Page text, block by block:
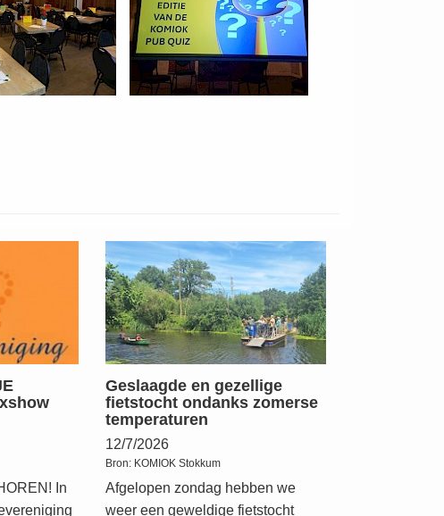
In
Geslaagde en gezellige
fietstocht ondanks zomerse
temperaturen
12/7/2026
Bron: KOMIOK Stokkum
Afgelopen zondag hebben we
weer een geweldige fietstocht